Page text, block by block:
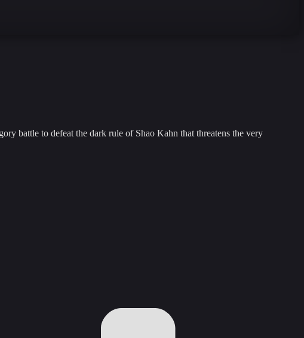
battle to defeat the dark rule of Shao Kahn that threatens the very